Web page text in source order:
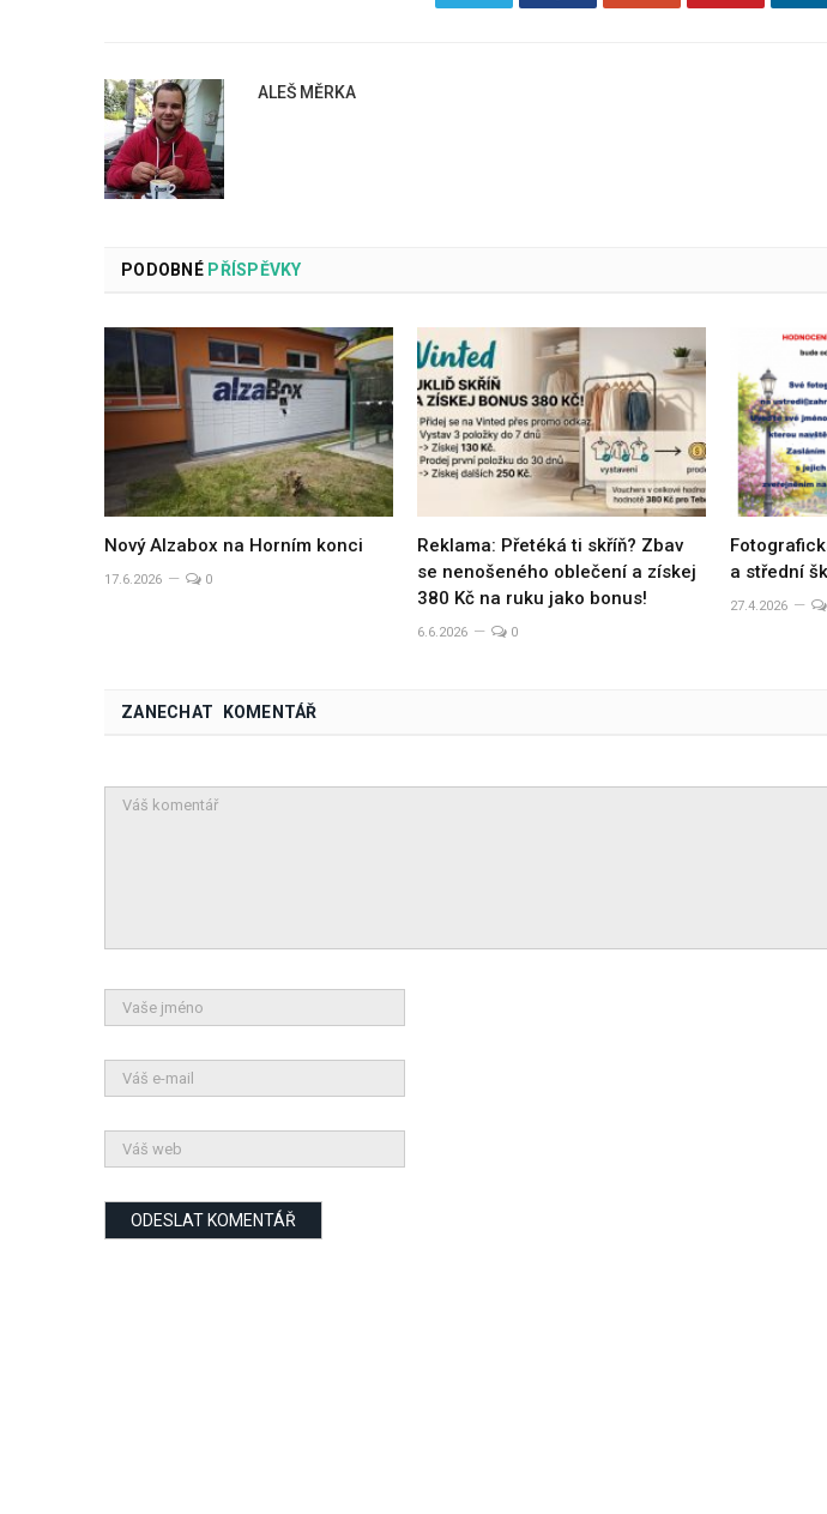
ALEŠ MĚRKA
PODOBNÉPŘÍSPĚVKY
Nový Alzabox na Horním konci
17.6.2026 0
Reklama: Přetéká ti skříň? Zbav
se nenošeného oblečení a získej
380 Kč na ruku jako bonus!
6.6.2026 0
a střední
27.4.2026
ZANECHAT KOMENTÁŘ